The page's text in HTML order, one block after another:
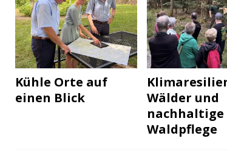
Kühle Orte auf
einen Blick
Wälder und
nachhaltige
Waldpflege